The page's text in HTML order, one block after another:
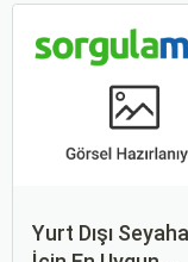
Yurt Dışı